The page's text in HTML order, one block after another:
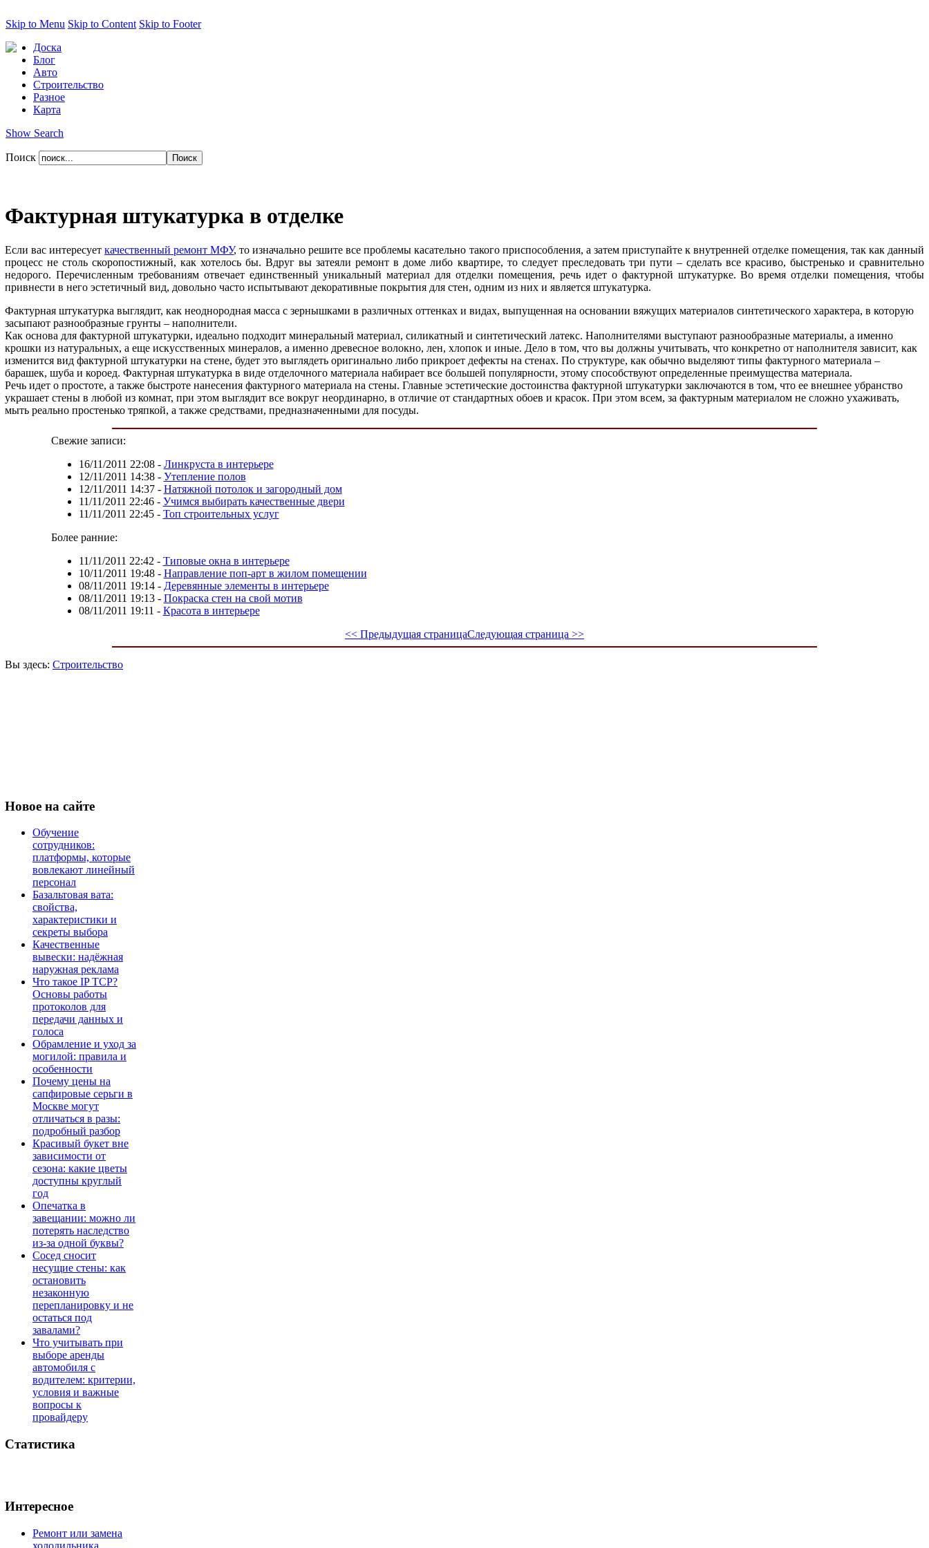
Skip to Menu Skip to Content Skip to Footer
Доска
Блог
Авто
Строительство
Разное
Карта
Show Search
Поиск
Фактурная штукатурка в отделке
Если вас интересуеткачественный ремонт МФУ, то изначально решите все проблемы касательно такого приспособления, а затем приступайте к внутренней отделке помещения, так как данный
процесс не столь скоропостижный, как хотелось бы. Вдруг вы затеяли ремонт в доме либо квартире, то следует преследовать три пути – сделать все красиво, быстренько и сравнительно
недорого. Перечисленным требованиям отвечает единственный уникальный материал для отделки помещения, речь идет о фактурной штукатурке. Во время отделки помещения, чтобы
привнести в него эстетичный вид, довольно часто испытывают декоративные покрытия для стен, одним из них и является штукатурка.
Фактурная штукатурка выглядит, как неоднородная масса с зернышками в различных оттенках и видах, выпущенная на основании вяжущих материалов синтетического характера, в которую
засыпают разнообразные грунты – наполнители.
Как основа для фактурной штукатурки, идеально подходит минеральный материал, силикатный и синтетический латекс. Наполнителями выступают разнообразные материалы, а именно
крошки из натуральных, а еще искусственных минералов, а именно древесное волокно, лен, хлопок и иные. Дело в том, что вы должны учитывать, что конкретно от наполнителя зависит, как
изменится вид фактурной штукатурки на стене, будет это выглядеть оригинально либо прикроет дефекты на стенах. По структуре, как обычно выделяют типы фактурного материала –
барашек, шуба и короед. Фактурная штукатурка в виде отделочного материала набирает все большей популярности, этому способствуют определенные преимущества материала.
Речь идет о простоте, а также быстроте нанесения фактурного материала на стены. Главные эстетические достоинства фактурной штукатурки заключаются в том, что ее внешнее убранство
украшает стены в любой из комнат, при этом выглядит все вокруг неординарно, в отличие от стандартных обоев и красок. При этом всем, за фактурным материалом не сложно ухаживать,
мыть реально простенько тряпкой, а также средствами, предназначенными для посуды.
Свежие записи:
16/11/2011 22:08- Линкруста в интерьере
12/11/2011 14:38- Утепление полов
12/11/2011 14:37- Натяжной потолок и загородный дом
11/11/2011 22:46- Учимся выбирать качественные двери
11/11/2011 22:45- Топ строительных услуг
Более ранние:
11/11/2011 22:42 - Типовые окна в интерьере
10/11/2011 19:48- Направление поп-арт в жилом помещении
08/11/2011 19:14- Деревянные элементы в интерьере
08/11/2011 19:13- Покраска стен на свой мотив
08/11/2011 19:11 - Красота в интерьере
<< Предыдущая страницаСледующая страница >>
Вы здесь: Строительство
Новое на сайте
Обучение
сотрудников:
платформы, которые
вовлекают линейный
персонал
Базальтовая вата:
свойства,
характеристики и
секреты выбора
Качественные
вывески: надёжная
наружная реклама
Что такое IP TCP?
Основы работы
протоколов для
передачи данных и
голоса
Обрамление и уход за
могилой: правила и
особенности
Почему цены на
сапфировые серьги в
Москве могут
отличаться в разы:
подробный разбор
Красивый букет вне
зависимости от
сезона: какие цветы
доступны круглый
год
Опечатка в
завещании: можно ли
потерять наследство
из-за одной буквы?
Сосед сносит
несущие стены: как
остановить
незаконную
перепланировку и не
остаться под
завалами?
Что учитывать при
выборе аренды
автомобиля с
водителем: критерии,
условия и важные
вопросы к
провайдеру
Статистика
Интересное
Ремонт или замена